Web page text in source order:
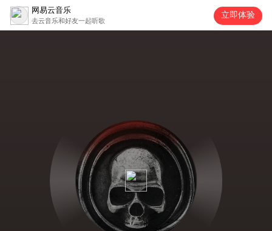
网易云音乐
去云音乐和好友一起听歌
立即体验